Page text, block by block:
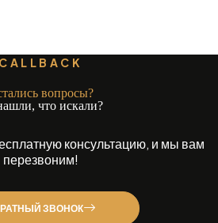
CALLBACK
вопросы?
что искали?
консультацию, и мы вам
перезвоним!
ЗВОНОК